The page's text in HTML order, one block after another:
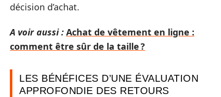
décision d’achat.
A voir aussi : Achat de vêtement en ligne :
comment être sûr de la taille ?
LES BÉNÉFICES D’UNE ÉVALUATION
APPROFONDIE DES RETOURS